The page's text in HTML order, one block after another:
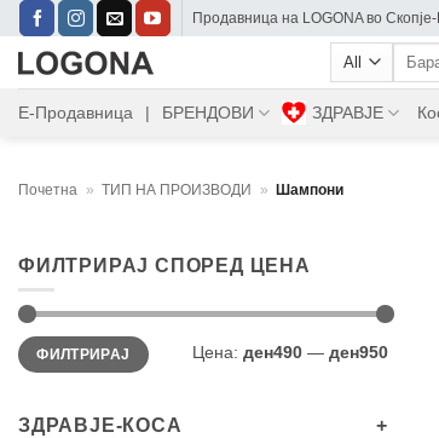
Skip
content
Прoдавница на LOGONA во
Барај:
Е-Продавница | БРЕНДОВИ ЗДРАВЈЕ
Почетна » ТИП НА ПРОИЗВОДИ » Шампони
ФИЛТРИРАЈ СПОРЕД ЦЕНА
Мин.
цена
Максимална
ценаФИЛТРИРАЈ Цена: ден490 — ден950
ЗДРАВЈЕ-КОСА